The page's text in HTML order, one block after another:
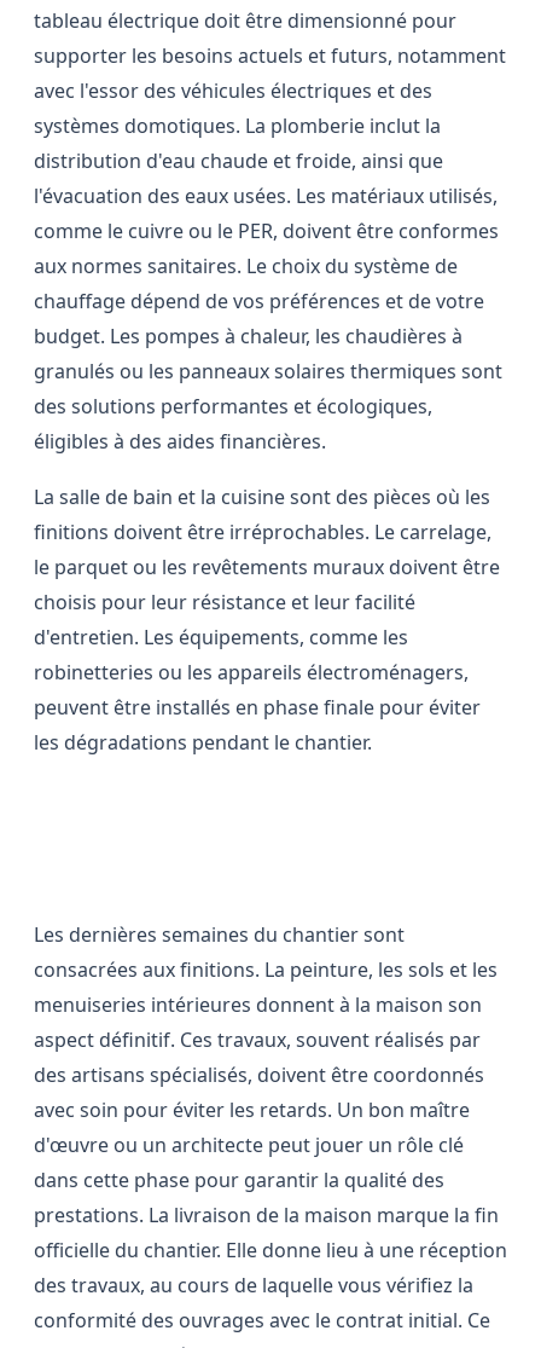
tableau électrique doit être dimensionné pour
supporter les besoins actuels et futurs, notamment
avec l'essor des véhicules électriques et des
systèmes domotiques. La plomberie inclut la
distribution d'eau chaude et froide, ainsi que
l'évacuation des eaux usées. Les matériaux utilisés,
comme le cuivre ou le PER, doivent être conformes
aux normes sanitaires. Le choix du système de
chauffage dépend de vos préférences et de votre
budget. Les pompes à chaleur, les chaudières à
granulés ou les panneaux solaires thermiques sont
des solutions performantes et écologiques,
éligibles à des aides financières.
La salle de bain et la cuisine sont des pièces où les
finitions doivent être irréprochables. Le carrelage,
le parquet ou les revêtements muraux doivent être
choisis pour leur résistance et leur facilité
d'entretien. Les équipements, comme les
robinetteries ou les appareils électroménagers,
peuvent être installés en phase finale pour éviter
les dégradations pendant le chantier.
Les dernières semaines du chantier sont
consacrées aux finitions. La peinture, les sols et les
menuiseries intérieures donnent à la maison son
aspect définitif. Ces travaux, souvent réalisés par
des artisans spécialisés, doivent être coordonnés
avec soin pour éviter les retards. Un bon maître
d'œuvre ou un architecte peut jouer un rôle clé
dans cette phase pour garantir la qualité des
prestations. La livraison de la maison marque la fin
officielle du chantier. Elle donne lieu à une réception
des travaux, au cours de laquelle vous vérifiez la
conformité des ouvrages avec le contrat initial. Ce